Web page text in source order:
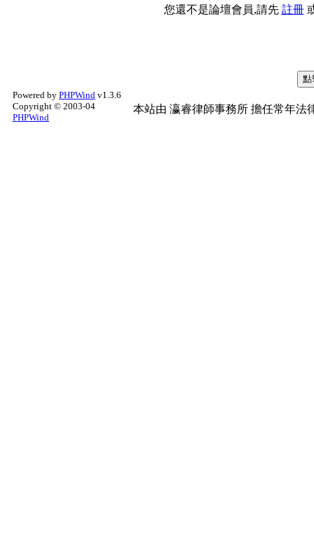
您還不是論壇會員,請先 註冊
Powered by PHPWind v1.3.6
Copyright © 2003-04
PHPWind
本站由 瀛睿律師事務所 擔任常年法